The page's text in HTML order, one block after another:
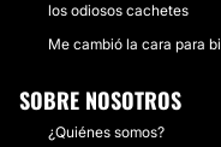
los odiosos cachetes
Me cambió la cara para
SOBRE NOSOTROS
¿Quiénes somos?